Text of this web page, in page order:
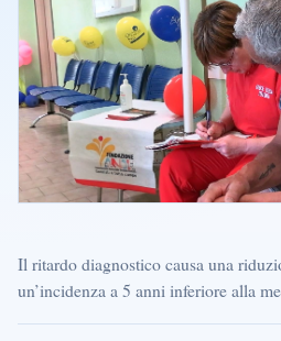
Il ritardo diagnostico causa una
un’incidenza a 5 anni inferiore alla